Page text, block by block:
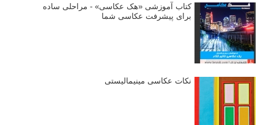
کتاب آموزشی «هک عکاسی» - مراحلی ساده
برای پیشرفت عکاسی شما
نکات عکاسی مینیمالیستی